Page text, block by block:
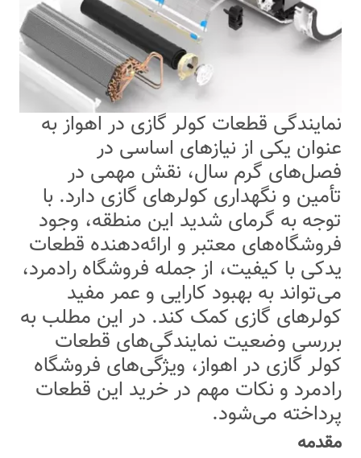
نمایندگی قطعات کولر گازی در اهواز به
عنوان یکی از نیازهای اساسی در
فصل‌های گرم سال، نقش مهمی در
تأمین و نگهداری کولرهای گازی دارد. با
توجه به گرمای شدید این منطقه، وجود
فروشگاه‌های معتبر و ارائه‌دهنده قطعات
یدکی با کیفیت، از جمله فروشگاه رادمرد،
می‌تواند به بهبود کارایی و عمر مفید
کولرهای گازی کمک کند. در این مطلب به
بررسی وضعیت نمایندگی‌های قطعات
کولر گازی در اهواز، ویژگی‌های فروشگاه
رادمرد و نکات مهم در خرید این قطعات
پرداخته می‌شود.
مقدمه